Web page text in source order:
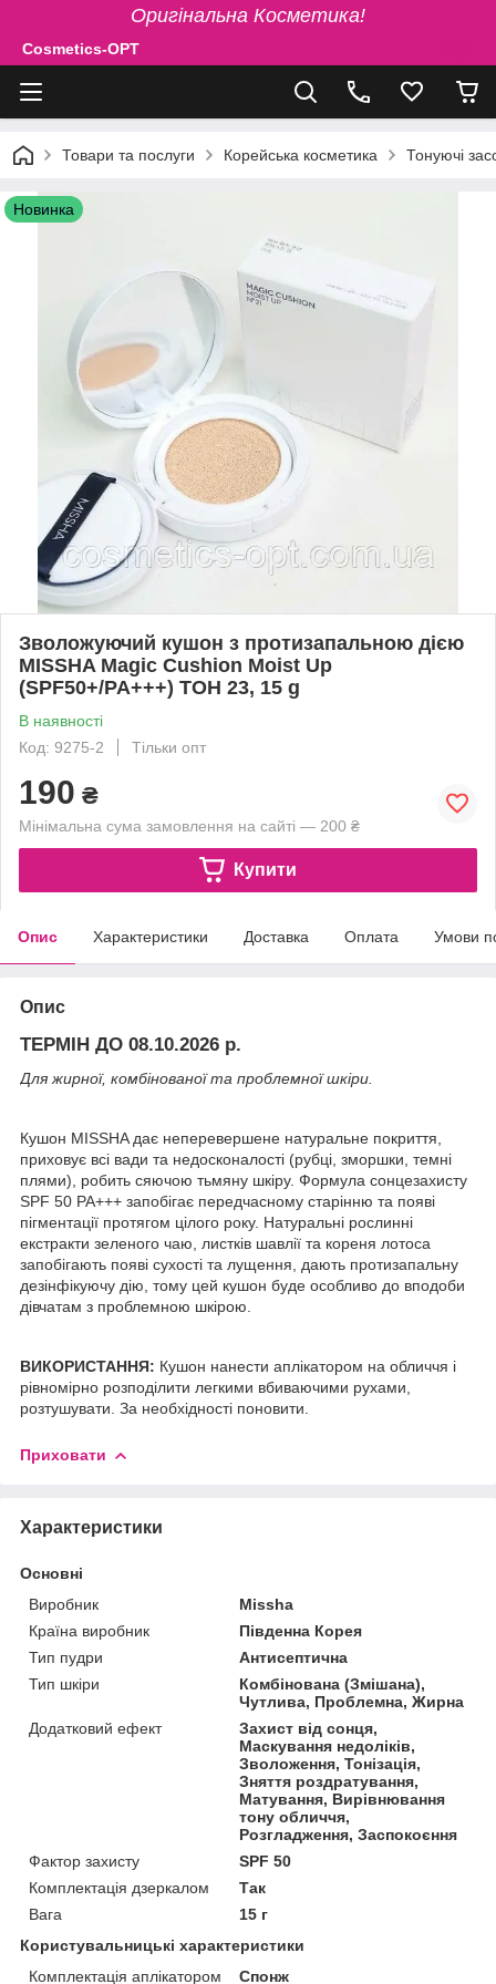
Оригінальна Косметика!
Cosmetics-OPT
Товари та послуги Корейська косметика Тонуючі
Новинка
Зволожуючий кушон з протизапальною дією
MISSHA Magic Cushion Moist Up
(SPF50+/PA+++) ТОН 23, 15 g
В наявності
Код: 9275-2
Тільки опт
190 ₴
Мінімальна сума замовлення на сайті — 200 ₴
Купити
Опис Характеристики Доставка Оплата Умови
Опис
ТЕРМІН ДО 08.10.2026 р.
Для жирної, комбінованої та проблемної шкіри.
Кушон MISSHA дає неперевершене натуральне покриття,
приховує всі вади та недосконалості (рубці, зморшки, темні
плями), робить сяючою тьмяну шкіру. Формула сонцезахисту
SPF 50 PA+++ запобігає передчасному старінню та появі
пігментації протягом цілого року. Натуральні рослинні
екстракти зеленого чаю, листків шавлії та кореня лотоса
запобігають появі сухості та лущення, дають протизапальну
дезінфікуючу дію, тому цей кушон буде особливо до вподоби
дівчатам з проблемною шкірою.
ВИКОРИСТАННЯ: Кушон нанести аплікатором на обличчя і
рівномірно розподілити легкими вбиваючими рухами,
розтушувати. За необхідності поновити.
Приховати
Характеристики
Основні
Виробник
Missha
Країна виробник
Південна Корея
Тип пудри
Антисептична
Тип шкіри
Комбінована (Змішана),
Чутлива, Проблемна, Жирна
Додатковий ефект
Захист від сонця,
Маскування недоліків,
Зволоження, Тонізація,
Зняття роздратування,
Матування, Вирівнювання
тону обличчя,
Розгладження, Заспокоєння
Фактор захисту
SPF 50
Комплектація дзеркалом
Так
Вага
15 г
Користувальницькі характеристики
Комплектація аплікатором
Спонж